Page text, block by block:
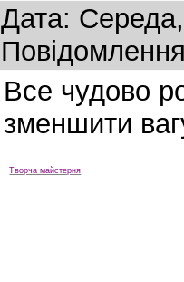
Дата:
Все чудово
зменшити
Творча майстерня